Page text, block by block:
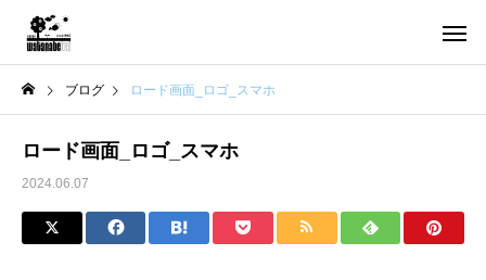
ブログ ロード画面_ロゴ_スマホ
ロード画面_ロゴ_スマホ
2024.06.07